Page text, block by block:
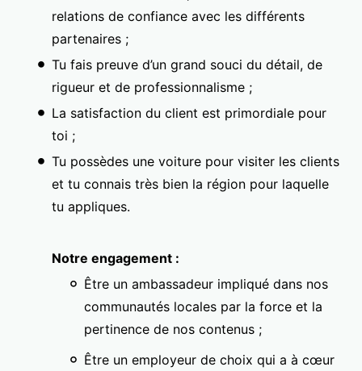
relations de confiance avec les différents
partenaires ;
Tu fais preuve d’un grand souci du détail, de
rigueur et de professionnalisme ;
La satisfaction du client est primordiale pour
toi ;
Tu possèdes une voiture pour visiter les clients
et tu connais très bien la région pour laquelle
tu appliques.
Notre engagement :
Être un ambassadeur impliqué dans nos
communautés locales par la force et la
pertinence de nos contenus ;
Être un employeur de choix qui a à cœur